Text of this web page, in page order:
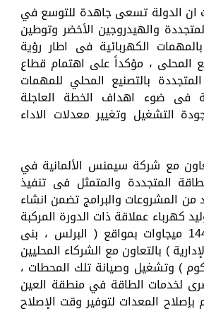
ان الدولة تسعى جاهدة للتوسع في
والهيدروجين الأخضر وتوطين
الكهربائية فى اطار رؤية
المحلى ، مؤكداً على اهتمام قطاع
بالتصنيع المحلي للمهمات
فى ضوء اهداف الخطة العاجلة
التشغيل وتغيير معدلات الاداء
مع شركة سيمنس الألمانية في
المتجددة والمتمثل فى تنفيذ
من المشروعات والبرامج تضمن انشاء
كهرباء عملاقة ذات الدورة المركبة
بقدرة اجمالية 14400 ميجاوات بمواقع ( البرلس ، بنى
) بالتعاون مع الشركاء المحليين
) وتشغيل وصيانة تلك المحطات ،
لخدمات الطاقة في منطقة العين
المعدات لتوفير وقت الإصلاح